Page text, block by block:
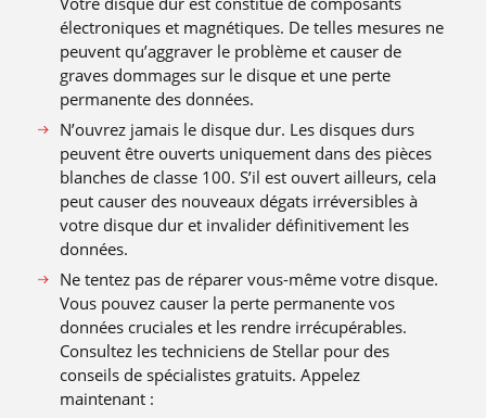
électroniques et magnétiques. De telles mesures ne
peuvent qu’aggraver le problème et causer de
graves dommages sur le disque et une perte
permanente des données.
N’ouvrez jamais le disque dur. Les disques durs
peuvent être ouverts uniquement dans des pièces
blanches de classe 100. S’il est ouvert ailleurs, cela
peut causer des nouveaux dégats irréversibles à
votre disque dur et invalider définitivement les
données.
Ne tentez pas de réparer vous-même votre disque.
Vous pouvez causer la perte permanente vos
données cruciales et les rendre irrécupérables.
Consultez les techniciens de Stellar pour des
conseils de spécialistes gratuits. Appelez
maintenant :